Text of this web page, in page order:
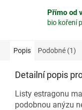
Přímo od
bio koření
Popis Podobné (1)
Detailní popis
Listy estragonu
podobnou anýzu